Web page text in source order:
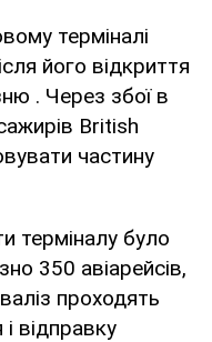
терміналі
його відкриття
. Через збої в
British
частину
терміналу було
350 авіарейсів,
проходять
відправку